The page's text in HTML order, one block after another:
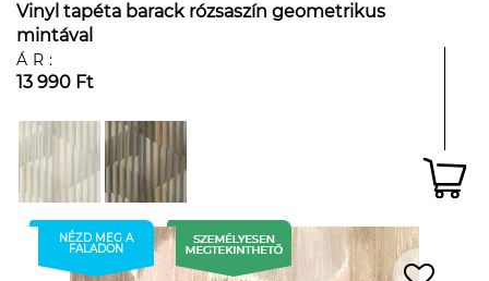
Vinyl tapéta barack rózsaszín geometrikus
mintával
ÁR:
13 990 Ft
NÉZD MEG A
FALADON